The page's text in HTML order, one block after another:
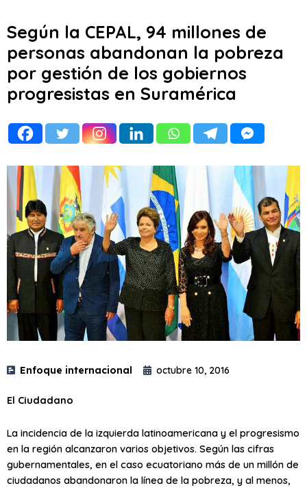
Según la CEPAL, 94 millones de
personas abandonan la pobreza
por gestión de los gobiernos
progresistas en Suramérica
Enfoque internacional octubre 10, 2016
El Ciudadano
La incidencia de la izquierda latinoamericana y el progresismo
en la región alcanzaron varios objetivos. Según las cifras
gubernamentales, en el caso ecuatoriano más de un millón de
ciudadanos abandonaron la línea de la pobreza, y al menos,